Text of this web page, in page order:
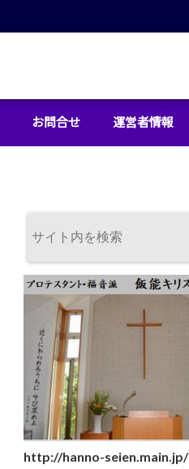
お問合せ 運営者情報
http://hanno-seien.main.jp/